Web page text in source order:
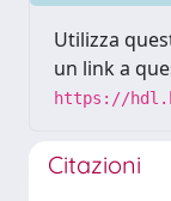
Utilizza
un link a
https://
Citazioni